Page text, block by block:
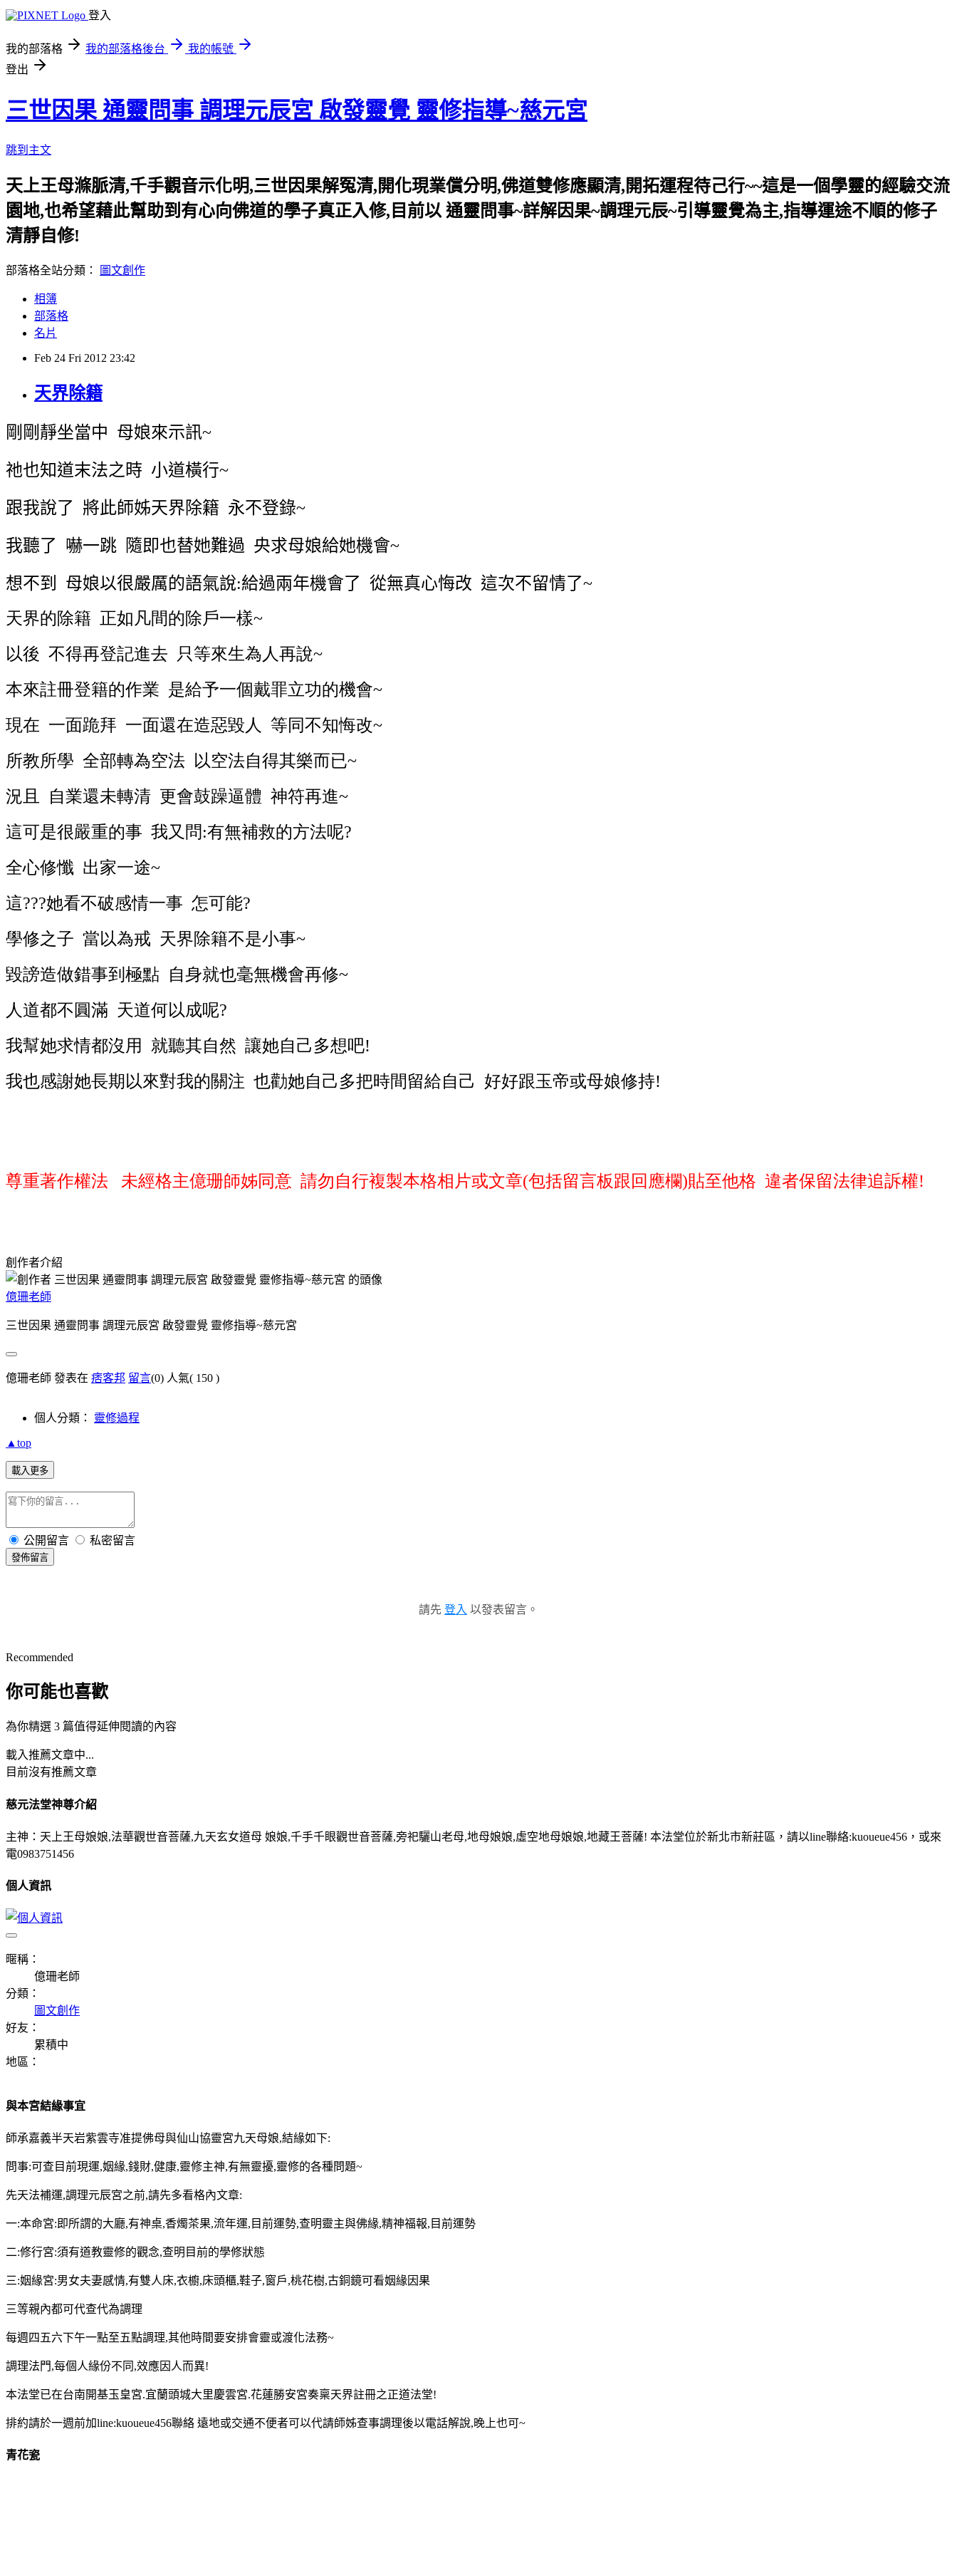
登入
我的部落格 我的部落格後台
我的帳號
登出
三世因果 通靈問事 調理元辰宮 啟發靈覺 靈修指導~慈元宮
跳到主文
天上王母滌脈清,千手觀音示化明,三世因果解冤清,開化現業償分明,佛道雙修應顯清,開拓運程待己行~~這是一個學靈的經驗交流
園地,也希望藉此幫助到有心向佛道的學子真正入修,目前以 通靈問事~詳解因果~調理元辰~引導靈覺為主,指導運途不順的修子
清靜自修!
部落格全站分類： 圖文創作
相簿
部落格
名片
Feb 24 Fri 2012 23:42
天界除籍
剛剛靜坐當中 母娘來示訊~
祂也知道末法之時 小道橫行~
跟我說了 將此師姊天界除籍 永不登錄~
我聽了 嚇一跳 隨即也替她難過 央求母娘給她機會~
想不到 母娘以很嚴厲的語氣說:給過兩年機會了 從無真心悔改 這次不留情了~
天界的除籍 正如凡間的除戶一樣~
以後 不得再登記進去 只等來生為人再說~
本來註冊登籍的作業 是給予一個戴罪立功的機會~
現在 一面跪拜 一面還在造惡毀人 等同不知悔改~
所教所學 全部轉為空法 以空法自得其樂而已~
況且 自業還未轉清 更會鼓躁逼體 神符再進~
這可是很嚴重的事 我又問:有無補救的方法呢?
全心修懺 出家一途~
這???她看不破感情一事 怎可能?
學修之子 當以為戒 天界除籍不是小事~
毀謗造做錯事到極點 自身就也毫無機會再修~
人道都不圓滿 天道何以成呢?
我幫她求情都沒用 就聽其自然 讓她自己多想吧!
我也感謝她長期以來對我的關注 也勸她自己多把時間留給自己 好好跟玉帝或母娘修持!
尊重著作權法 未經格主億珊師姊同意 請勿自行複製本格相片或文章(包括留言板跟回應欄)貼至他格 違者保留法律追訴權!
創作者介紹
億珊老師
三世因果 通靈問事 調理元辰宮 啟發靈覺 靈修指導~慈元宮
億珊老師 發表在 痞客邦 留言(0) 人氣( 150 )
個人分類： 靈修過程
▲top
載入更多
公開留言 私密留言
發佈留言
請先 登入 以發表留言。
Recommended
你可能也喜歡
為你精選 3 篇值得延伸閱讀的內容
載入推薦文章中...
目前沒有推薦文章
慈元法堂神尊介紹
主神：天上王母娘娘,法華觀世音菩薩,九天玄女道母 娘娘,千手千眼觀世音菩薩,旁祀驪山老母,地母娘娘,虛空地母娘娘,地藏王菩薩! 本法堂位於新北市新莊區，請以line聯絡:kuoueue456，或來
電0983751456
個人資訊
暱稱：
億珊老師
分類：
圖文創作
好友：
累積中
地區：
與本宮結緣事宜
師承嘉義半天岩紫雲寺准提佛母與仙山協靈宮九天母娘,結緣如下:
問事:可查目前現運,姻緣,錢財,健康,靈修主神,有無靈擾,靈修的各種問題~
先天法補運,調理元辰宮之前,請先多看格內文章:
一:本命宮:即所謂的大廳,有神桌,香燭茶果,流年運,目前運勢,查明靈主與佛緣,精神福報,目前運勢
二:修行宮:須有道教靈修的觀念,查明目前的學修狀態
三:姻緣宮:男女夫妻感情,有雙人床,衣櫥,床頭櫃,鞋子,窗戶,桃花樹,古銅鏡可看姻緣因果
三等親內都可代查代為調理
每週四五六下午一點至五點調理,其他時間要安排會靈或渡化法務~
調理法門,每個人緣份不同,效應因人而異!
本法堂已在台南開基玉皇宮.宜蘭頭城大里慶雲宮.花蓮勝安宮奏稟天界註冊之正道法堂!
排約請於一週前加line:kuoueue456聯絡 遠地或交通不便者可以代請師姊查事調理後以電話解說,晚上也可~
青花瓷